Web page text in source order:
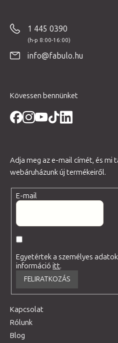
1 445 0390
info@fabulo.hu
Kövessen bennünket
Adja meg az e-mail címét, és mi
webáruházunk új termékeiről.
E-mail
Egyetértek a személyes
információitt.
FELIRATKOZÁS
Kapcsolat
Rólunk
Blog